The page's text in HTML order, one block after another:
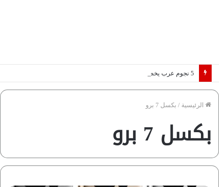
الرئيسية / بكسل 7 برو
بكسل 7 برو